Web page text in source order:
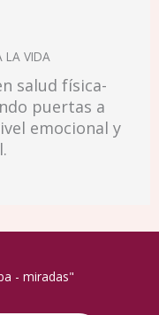
LA VIDA
salud física-
puertas a
emocional y
- miradas"